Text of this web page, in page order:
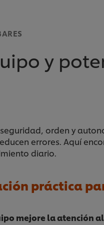
y
orden y
errores. Aquí
diario.
práctica
mejore la atención